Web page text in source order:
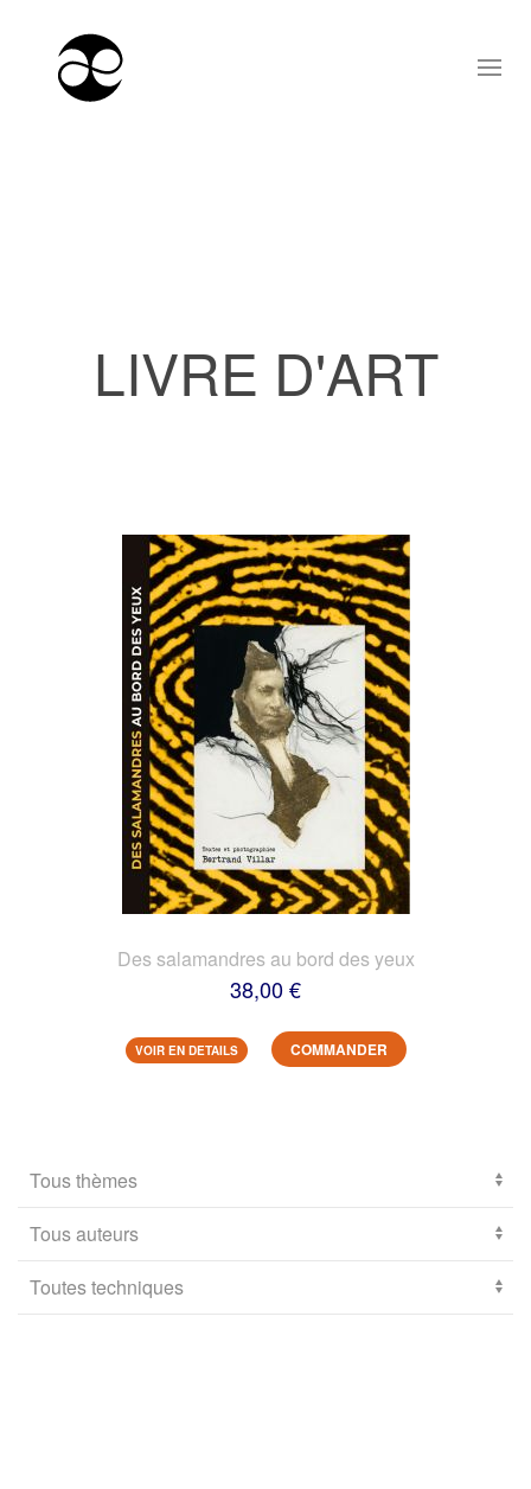
LIVRE D'ART
Des salamandres au bord des yeux
38,00 €
VOIR EN DETAILS COMMANDER